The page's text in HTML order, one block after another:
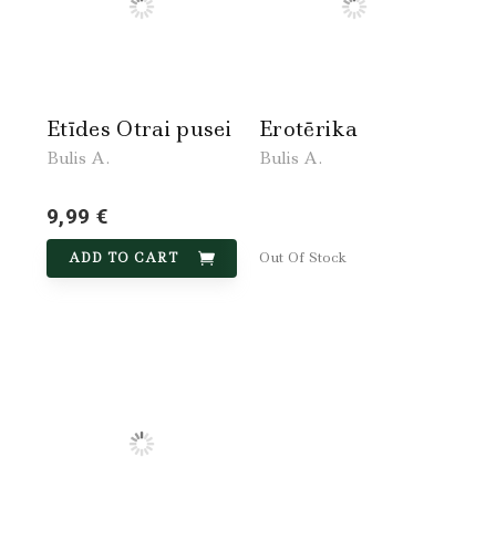
Etīdes Otrai pusei
Bulis A.
9,99 €
ADD TO CART
Erotērika
Bulis A.
Out Of Stock